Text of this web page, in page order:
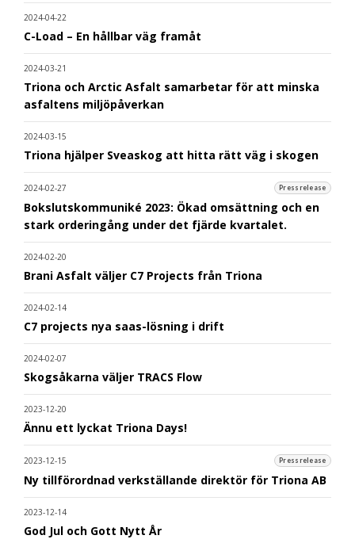
2024-04-22
C-Load – En hållbar väg framåt
2024-03-21
Triona och Arctic Asfalt samarbetar för att minska
asfaltens miljöpåverkan
2024-03-15
Triona hjälper Sveaskog att hitta rätt väg i skogen
2024-02-27 Pressrelease
Bokslutskommuniké 2023: Ökad omsättning och en
stark orderingång under det fjärde kvartalet.
2024-02-20
Brani Asfalt väljer C7 Projects från Triona
2024-02-14
C7 projects nya saas-lösning i drift
2024-02-07
Skogsåkarna väljer TRACS Flow
2023-12-20
Ännu ett lyckat Triona Days!
2023-12-15 Pressrelease
Ny tillförordnad verkställande direktör för Triona AB
2023-12-14
God Jul och Gott Nytt År